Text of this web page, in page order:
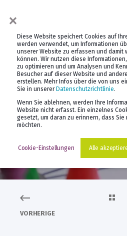
×
Diese Website speichert Cookies auf
werden verwendet, um Informationen
unserer Website zu erfassen und damit
können. Wir nutzen diese
zu optimieren und um Analysen und
Besucher auf dieser Website und
erstellen. Mehr Infos über die von uns
Sie in unserer Datenschutzrichtlinie.
Wenn Sie ablehnen, werden Ihre
Website nicht erfasst. Ein einzelnes
gesetzt, um daran zu erinnern, dass
möchten.
Cookie-Einstellungen Alle
PROF. DR. DANIEL KELLER
AGILITÄT
FÜHRUNG
VORHERIGE